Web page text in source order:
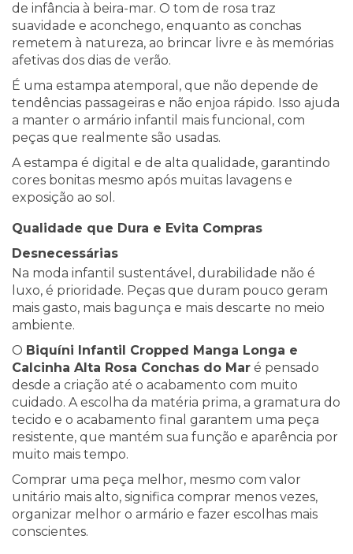
de infância à beira-mar. O tom de rosa traz
suavidade e aconchego, enquanto as conchas
remetem à natureza, ao brincar livre e às memórias
afetivas dos dias de verão.
É uma estampa atemporal, que não depende de
tendências passageiras e não enjoa rápido. Isso ajuda
a manter o armário infantil mais funcional, com
peças que realmente são usadas.
A estampa é digital e de alta qualidade, garantindo
cores bonitas mesmo após muitas lavagens e
exposição ao sol.
Qualidade que Dura e Evita Compras
Desnecessárias
Na moda infantil sustentável, durabilidade não é
luxo, é prioridade. Peças que duram pouco geram
mais gasto, mais bagunça e mais descarte no meio
ambiente.
O Biquíni Infantil Cropped Manga Longa e
Calcinha Alta Rosa Conchas do Mar é pensado
desde a criação até o acabamento com muito
cuidado. A escolha da matéria prima, a gramatura do
tecido e o acabamento final garantem uma peça
resistente, que mantém sua função e aparência por
muito mais tempo.
Comprar uma peça melhor, mesmo com valor
unitário mais alto, significa comprar menos vezes,
organizar melhor o armário e fazer escolhas mais
conscientes.